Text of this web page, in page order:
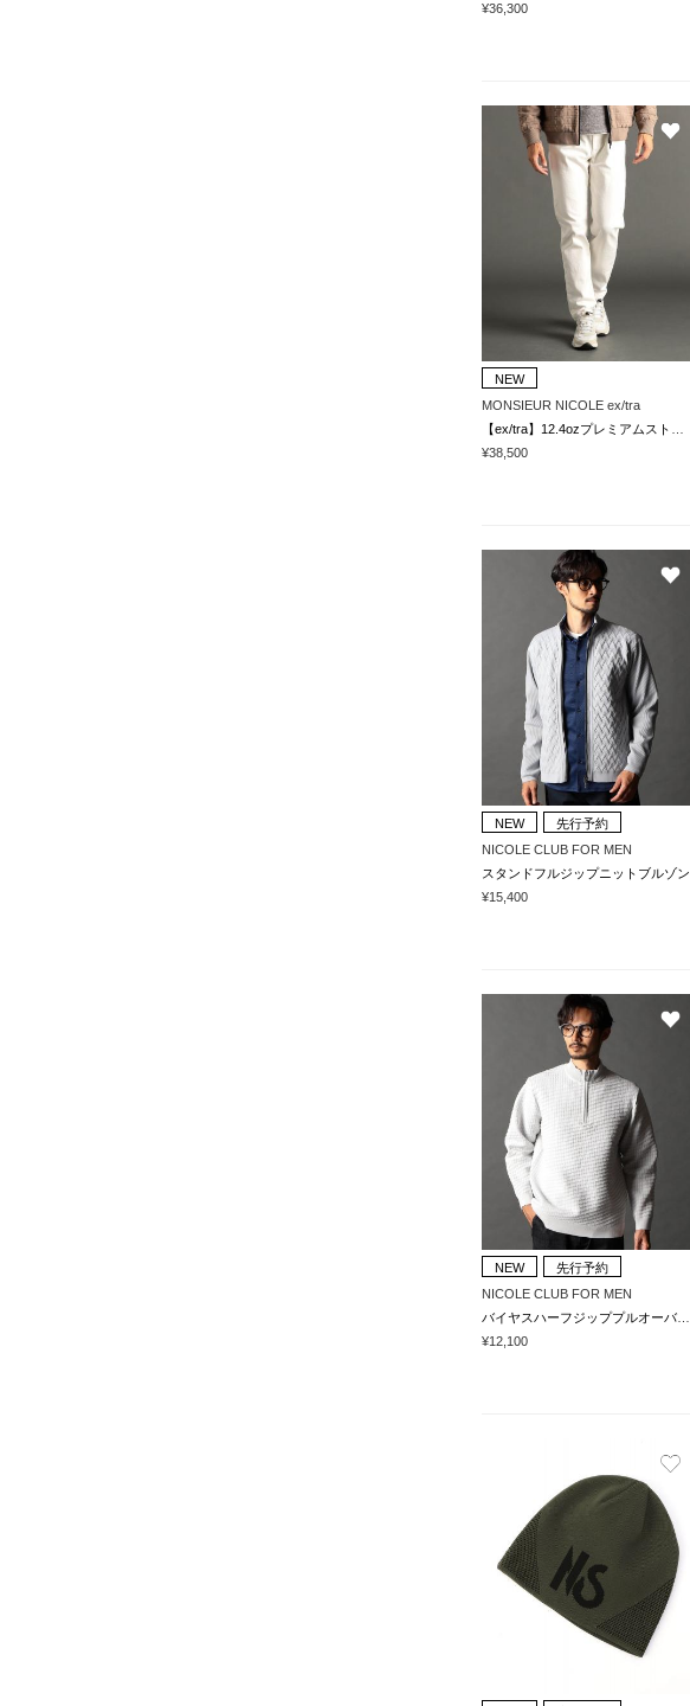
¥36,300
NEW
MONSIEUR NICOLE ex/tra
¥38,500
NEW
先行予約
NICOLE CLUB FOR MEN
スタンドフルジップニットブルゾン
¥15,400
NEW
先行予約
NICOLE CLUB FOR MEN
¥12,100